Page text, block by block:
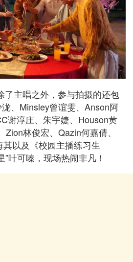
了主唱之外，参与拍摄的还包
、Minsley曾谊雯、Anson阿
谢淳庄、朱宇婕、Houson黄
林俊宏、Qazin何嘉倩、
以及《校园主播练习生
叶可嗪，现场热闹非凡！